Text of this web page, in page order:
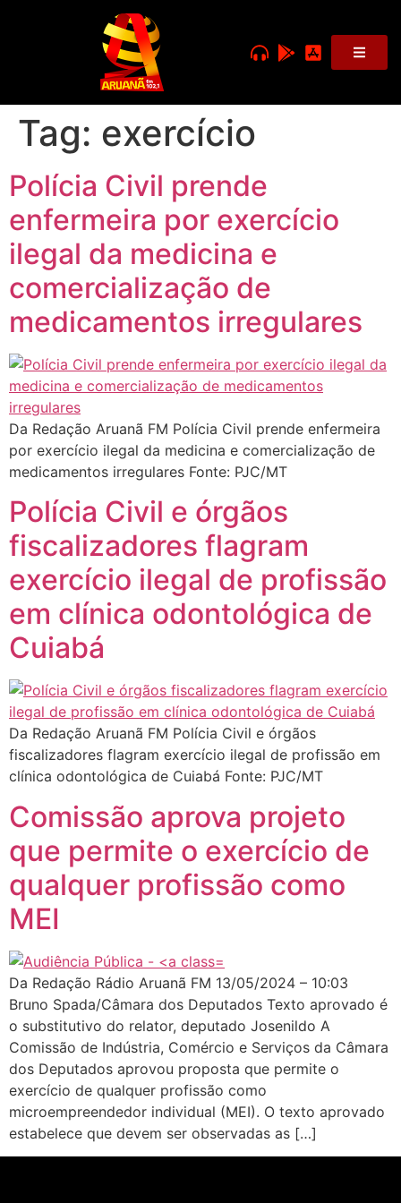
Tag: exercício
Polícia Civil prende
enfermeira por exercício
ilegal da medicina e
comercialização de
medicamentos irregulares
Da Redação Aruanã FM Polícia Civil prende enfermeira
por exercício ilegal da medicina e comercialização de
medicamentos irregulares Fonte: PJC/MT
Polícia Civil e órgãos
fiscalizadores flagram
exercício ilegal de profissão
em clínica odontológica de
Cuiabá
Da Redação Aruanã FM Polícia Civil e órgãos
fiscalizadores flagram exercício ilegal de profissão em
clínica odontológica de Cuiabá Fonte: PJC/MT
Comissão aprova projeto
que permite o exercício de
qualquer profissão como
MEI
Da Redação Rádio Aruanã FM 13/05/2024 – 10:03
Bruno Spada/Câmara dos Deputados Texto aprovado é
o substitutivo do relator, deputado Josenildo A
Comissão de Indústria, Comércio e Serviços da Câmara
dos Deputados aprovou proposta que permite o
exercício de qualquer profissão como
microempreendedor individual (MEI). O texto aprovado
estabelece que devem ser observadas as […]